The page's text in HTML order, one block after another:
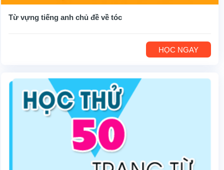
Từ vựng tiếng anh chủ đề về tóc
HỌC NGAY